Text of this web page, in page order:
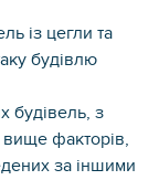
із цегли та
будівлю
будівель, з
вище факторів,
за іншими